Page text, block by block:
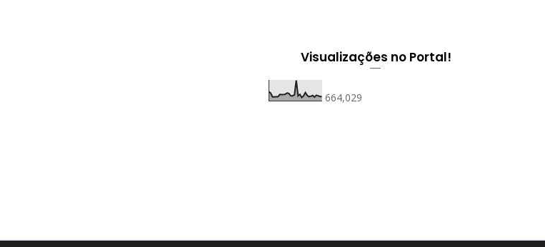
Visualizações no Portal!
664,029